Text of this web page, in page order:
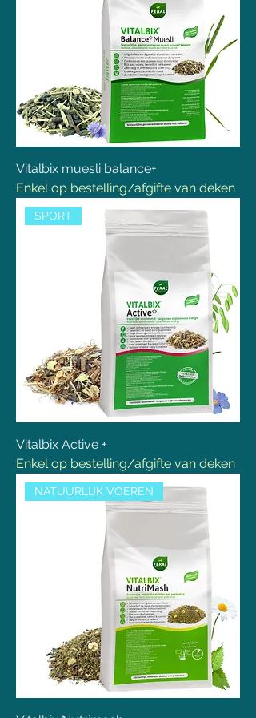
Vitalbix muesli balance+
Enkel op bestelling/afgifte van deken
SPORT
Vitalbix Active +
Enkel op bestelling/afgifte van deken
NATUURLIJK VOEREN